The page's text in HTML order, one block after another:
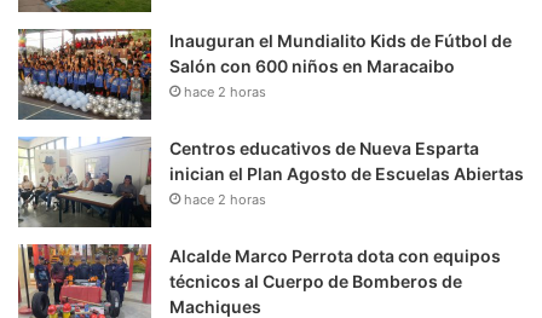
Inauguran el Mundialito Kids de Fútbol de
Salón con 600 niños en Maracaibo
hace 2 horas
Centros educativos de Nueva Esparta
inician el Plan Agosto de Escuelas Abiertas
hace 2 horas
Alcalde Marco Perrota dota con equipos
técnicos al Cuerpo de Bomberos de
Machiques